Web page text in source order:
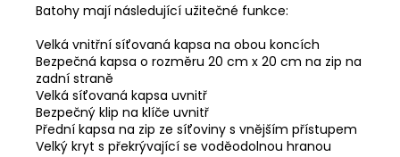
Batohy mají následující užitečné funkce:
Velká vnitřní síťovaná kapsa na obou koncích
Bezpečná kapsa o rozměru 20 cm x 20 cm na zip na
zadní straně
Velká síťovaná kapsa uvnitř
Bezpečný klip na klíče uvnitř
Přední kapsa na zip ze síťoviny s vnějším přístupem
Velký kryt s překrývající se voděodolnou hranou